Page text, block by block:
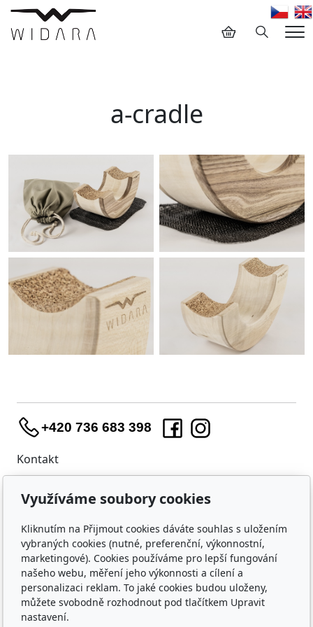
Hledání
a-cradle
+420 736 683 398
Kontakt
Útěchovská 224/1
Brno, 644 00
IČO: 23218550
Nákup
Doprava a platba
Ochrana osobních údajů
Využíváme soubory cookies
Kliknutím na Přijmout cookies dáváte souhlas s uložením
vybraných cookies (nutné, preferenční, výkonnostní,
marketingové). Cookies používáme pro lepší fungování
našeho webu, měření jeho výkonnosti a cílení a
personalizaci reklam. To jaké cookies budou uloženy,
můžete svobodně rozhodnout pod tlačítkem Upravit
nastavení.